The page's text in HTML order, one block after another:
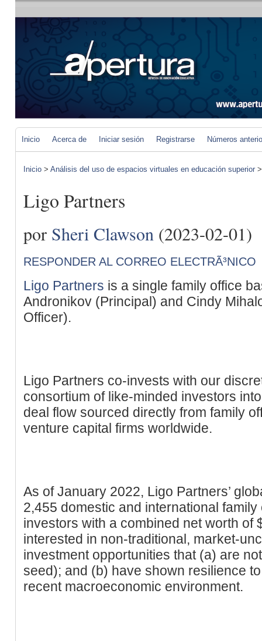
Inicio Acerca de Iniciar sesión Registrarse Números
Inicio > Análisis del uso de espacios virtuales en educación superior
Ligo Partners
por Sheri Clawson (2023-02-01)
RESPONDER AL CORREO ELECTRÃ³NICO
Ligo Partners is a single family office
Andronikov (Principal) and Cindy
Officer).
Ligo Partners co-invests with our
consortium of like-minded investors
deal flow sourced directly from family
venture capital firms worldwide.
As of January 2022, Ligo Partners’
2,455 domestic and international
investors with a combined net worth of
interested in non-traditional, market-
investment opportunities that (a) are
seed); and (b) have shown resilience
recent macroeconomic environment.